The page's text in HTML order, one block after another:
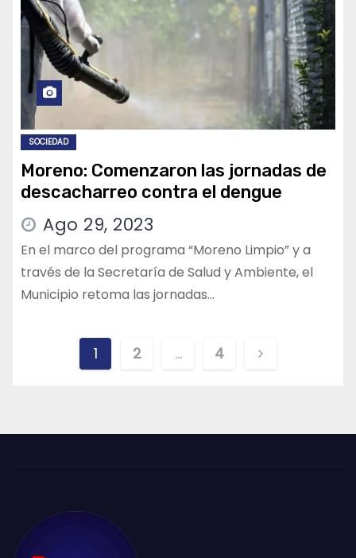
SOCIEDAD
Moreno: Comenzaron las jornadas de
descacharreo contra el dengue
Ago 29, 2023
En el marco del programa “Moreno Limpio” y a
través de la Secretaría de Salud y Ambiente, el
Municipio retoma las jornadas…
Paginación
1 2 … 4